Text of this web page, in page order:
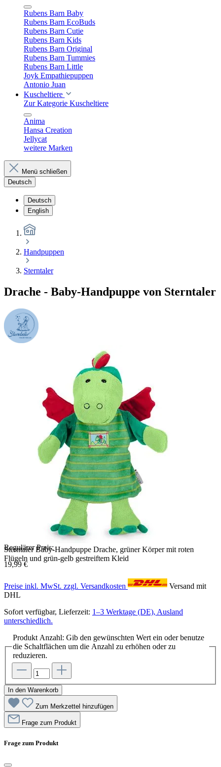
Rubens Barn Baby
Rubens Barn EcoBuds
Rubens Barn Cutie
Rubens Barn Kids
Rubens Barn Original
Rubens Barn Tummies
Rubens Barn Little
Joyk Empathiepuppen
Antonio Juan
Kuscheltiere
Zur Kategorie Kuscheltiere
Anima
Hansa Creation
Jellycat
weitere Marken
Menü schließen
Deutsch
Deutsch
English
Handpuppen
Sterntaler
Drache - Baby-Handpuppe von Sterntaler
Sterntaler Baby-Handpuppe Drache, grüner Körper mit roten
Flügeln und grün-gelb gestreiftem Kleid
Regulärer Preis:
19,99 €
Preise inkl. MwSt. zzgl. Versandkosten
Versand mit
DHL
Sofort verfügbar, Lieferzeit: 1–3 Werktage (DE), Ausland
unterschiedlich.
Produkt Anzahl: Gib den gewünschten Wert ein oder benutze
die Schaltflächen um die Anzahl zu erhöhen oder zu
reduzieren.
In den Warenkorb
Zum Merkzettel hinzufügen
Frage zum Produkt
Frage zum Produkt